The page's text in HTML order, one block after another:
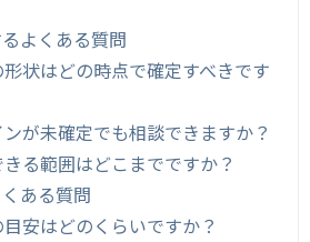
よくある質問
状はどの時点で確定すべきです
が未確定でも相談できますか？
る範囲はどこまでですか？
ある質問
安はどのくらいですか？